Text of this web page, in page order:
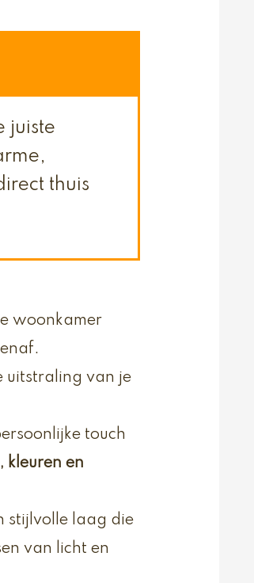
juiste
thuis
woonkamer
uitstraling van je
touch
kleuren en
stijlvolle laag die
van licht en